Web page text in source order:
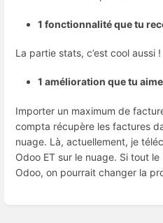
1 fonctionnalité que tu
La partie stats, c’est cool aussi !
1 amélioration que tu
Importer un maximum de
compta récupère les factures
nuage. Là, actuellement, je
Odoo ET sur le nuage. Si tout
Odoo, on pourrait changer la